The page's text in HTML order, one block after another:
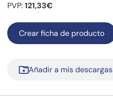
PVP:121,33€
Crear ficha de producto
Añadir a mis descargas